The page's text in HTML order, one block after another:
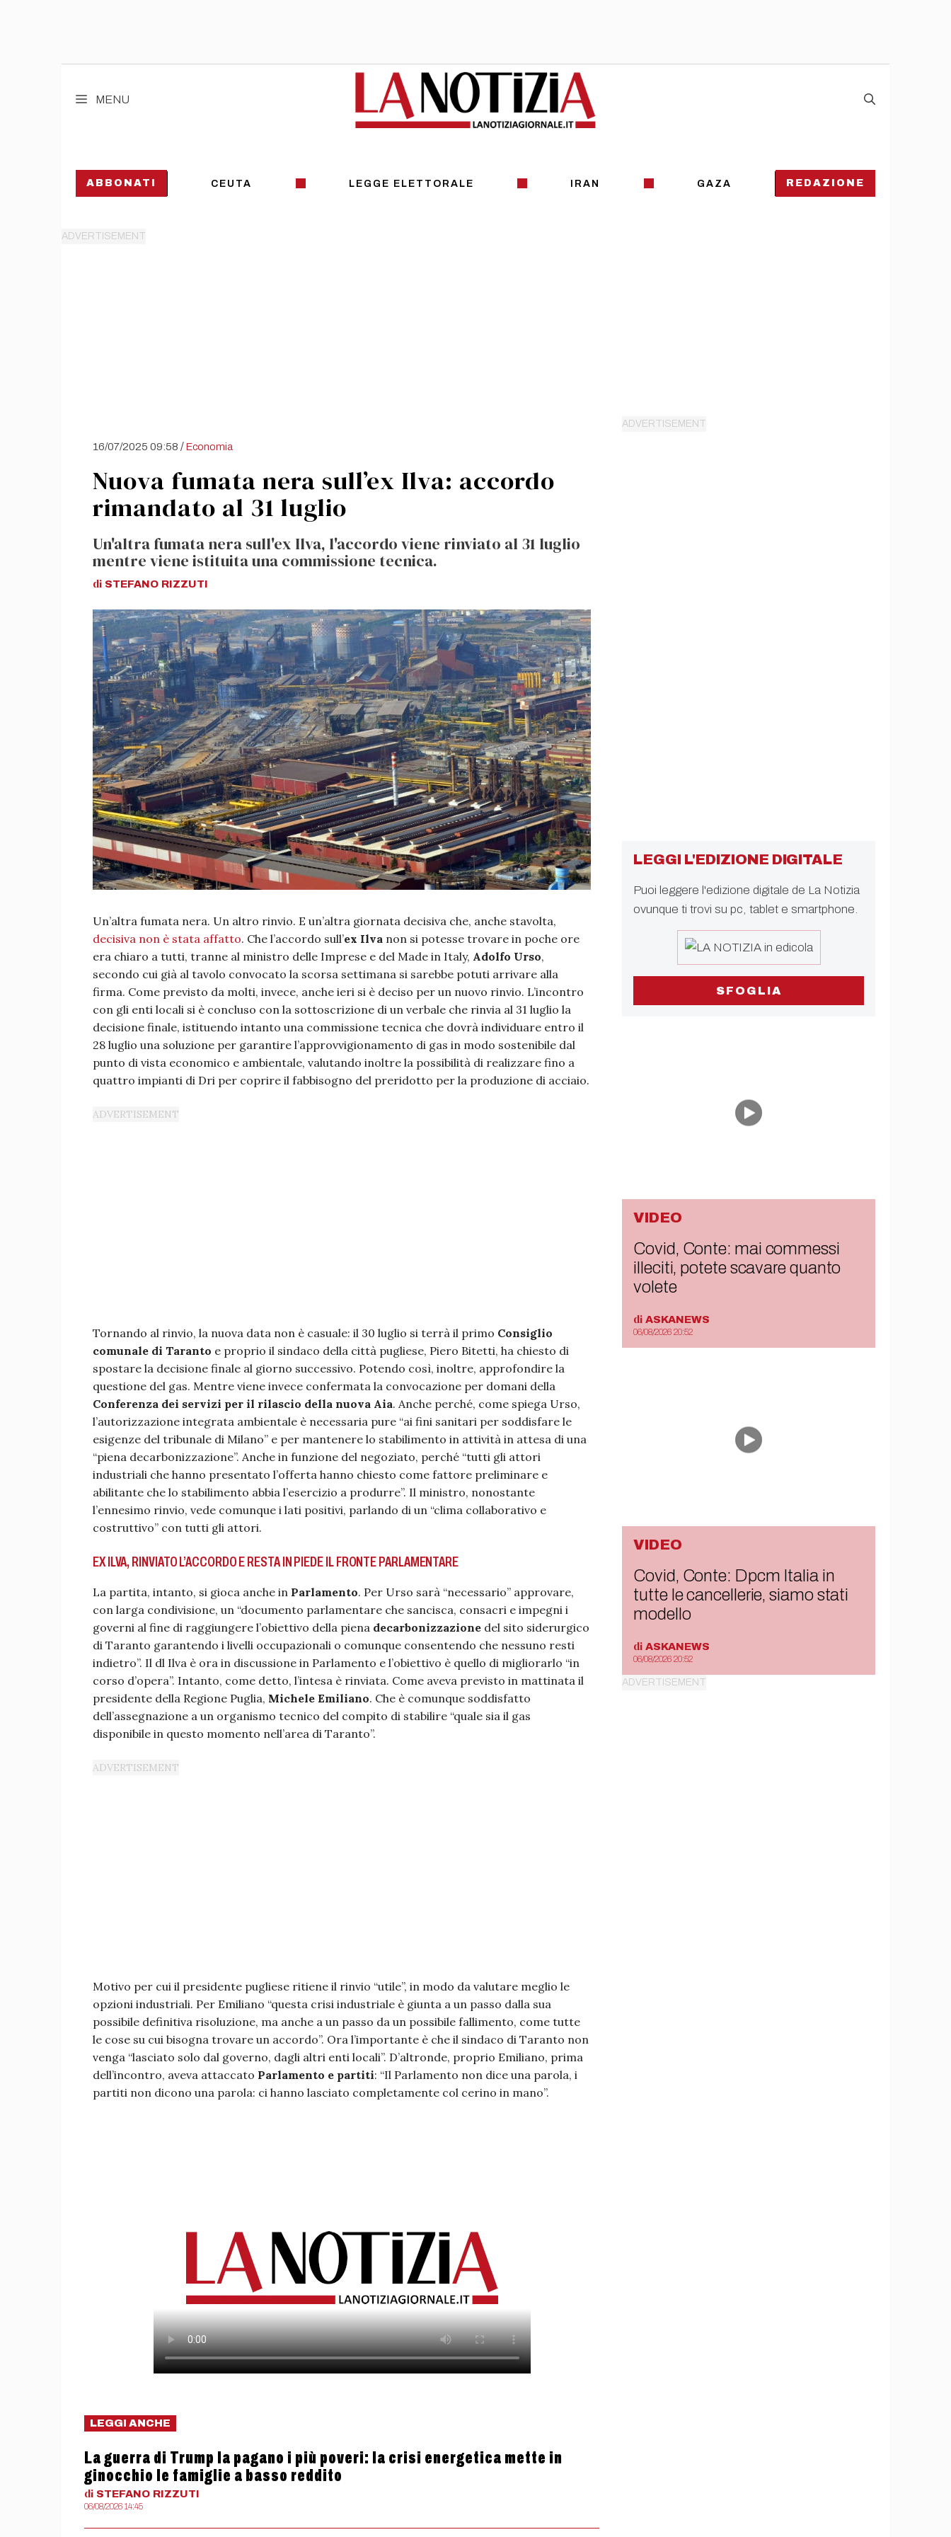
MENU
ABBONATI CEUTA LEGGE ELETTORALE IRAN GAZA REDAZIONE
16/07/2025 09:58 /Economia
Nuova fumata nera sull’ex Ilva: accordo
rimandato al 31 luglio
Un'altra fumata nera sull'ex Ilva, l'accordo viene rinviato al 31 luglio
mentre viene istituita una commissione tecnica.
di STEFANO RIZZUTI
Un’altra fumata nera. Un altro rinvio. E un’altra giornata decisiva che, anche stavolta,
decisiva non è stata affatto. Che l’accordo sull’ex Ilva non si potesse trovare in poche ore
era chiaro a tutti, tranne al ministro delle Imprese e del Made in Italy, Adolfo Urso,
secondo cui già al tavolo convocato la scorsa settimana si sarebbe potuti arrivare alla
firma. Come previsto da molti, invece, anche ieri si è deciso per un nuovo rinvio. L’incontro
con gli enti locali si è concluso con la sottoscrizione di un verbale che rinvia al 31 luglio la
decisione finale, istituendo intanto una commissione tecnica che dovrà individuare entro il
28 luglio una soluzione per garantire l’approvvigionamento di gas in modo sostenibile dal
punto di vista economico e ambientale, valutando inoltre la possibilità di realizzare fino a
quattro impianti di Dri per coprire il fabbisogno del preridotto per la produzione di acciaio.
Tornando al rinvio, la nuova data non è casuale: il 30 luglio si terrà il primo Consiglio
comunale di Taranto e proprio il sindaco della città pugliese, Piero Bitetti, ha chiesto di
spostare la decisione finale al giorno successivo. Potendo così, inoltre, approfondire la
questione del gas. Mentre viene invece confermata la convocazione per domani della
Conferenza dei servizi per il rilascio della nuova Aia. Anche perché, come spiega Urso,
l’autorizzazione integrata ambientale è necessaria pure “ai fini sanitari per soddisfare le
esigenze del tribunale di Milano” e per mantenere lo stabilimento in attività in attesa di una
“piena decarbonizzazione”. Anche in funzione del negoziato, perché “tutti gli attori
industriali che hanno presentato l’offerta hanno chiesto come fattore preliminare e
abilitante che lo stabilimento abbia l’esercizio a produrre”. Il ministro, nonostante
l’ennesimo rinvio, vede comunque i lati positivi, parlando di un “clima collaborativo e
costruttivo” con tutti gli attori.
EX ILVA, RINVIATO L’ACCORDO E RESTA IN PIEDE IL FRONTE PARLAMENTARE
La partita, intanto, si gioca anche in Parlamento. Per Urso sarà “necessario” approvare,
con larga condivisione, un “documento parlamentare che sancisca, consacri e impegni i
governi al fine di raggiungere l’obiettivo della piena decarbonizzazione del sito siderurgico
di Taranto garantendo i livelli occupazionali o comunque consentendo che nessuno resti
indietro”. Il dl Ilva è ora in discussione in Parlamento e l’obiettivo è quello di migliorarlo “in
corso d’opera”. Intanto, come detto, l’intesa è rinviata. Come aveva previsto in mattinata il
presidente della Regione Puglia, Michele Emiliano. Che è comunque soddisfatto
dell’assegnazione a un organismo tecnico del compito di stabilire “quale sia il gas
disponibile in questo momento nell’area di Taranto”.
Motivo per cui il presidente pugliese ritiene il rinvio “utile”, in modo da valutare meglio le
opzioni industriali. Per Emiliano “questa crisi industriale è giunta a un passo dalla sua
possibile definitiva risoluzione, ma anche a un passo da un possibile fallimento, come tutte
le cose su cui bisogna trovare un accordo”. Ora l’importante è che il sindaco di Taranto non
venga “lasciato solo dal governo, dagli altri enti locali”. D’altronde, proprio Emiliano, prima
dell’incontro, aveva attaccato Parlamento e partiti: “Il Parlamento non dice una parola, i
partiti non dicono una parola: ci hanno lasciato completamente col cerino in mano”.
LEGGI ANCHE
La guerra di Trump la pagano i più poveri: la crisi energetica mette in
ginocchio le famiglie a basso reddito
di STEFANO RIZZUTI
06/08/2026 14:45
LEGGI L'EDIZIONE DIGITALE
Puoi leggere l'edizione digitale de La Notizia
ovunque ti trovi su pc, tablet e smartphone.
SFOGLIA
VIDEO
Covid, Conte: mai commessi
illeciti, potete scavare quanto
volete
di ASKANEWS
06/08/2026 20:52
VIDEO
Covid, Conte: Dpcm Italia in
tutte le cancellerie, siamo stati
modello
di ASKANEWS
06/08/2026 20:52